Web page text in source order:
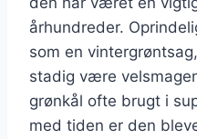
århundreder.
som en
stadig være
grønkål ofte brugt i
med tiden er den